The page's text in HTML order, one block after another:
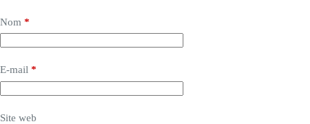
Nom *
E-mail *
Site web